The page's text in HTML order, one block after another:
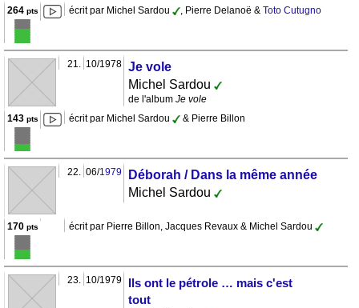
264pts écrit par Michel Sardou , Pierre Delanoë & Toto Cutugno
21. 10/1978 Je vole
Michel Sardou
de l'album Je vole
143pts écrit par Michel Sardou & Pierre Billon
22. 06/1979
Déborah / Dans la même année
Michel Sardou
170pts écrit par Pierre Billon, Jacques Revaux & Michel Sardou
23. 10/1979
Ils ont le pétrole … mais c'est
tout